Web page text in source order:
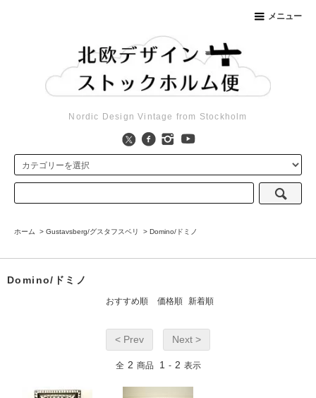
メニュー
Nordic Design Vintage from Stockholm
ホーム > Gustavsberg/グスタフスベリ > Domino/ドミノ
Domino/ドミノ
おすすめ順 価格順 新着順
< Prev Next >
全 2 商品 1 - 2 表示